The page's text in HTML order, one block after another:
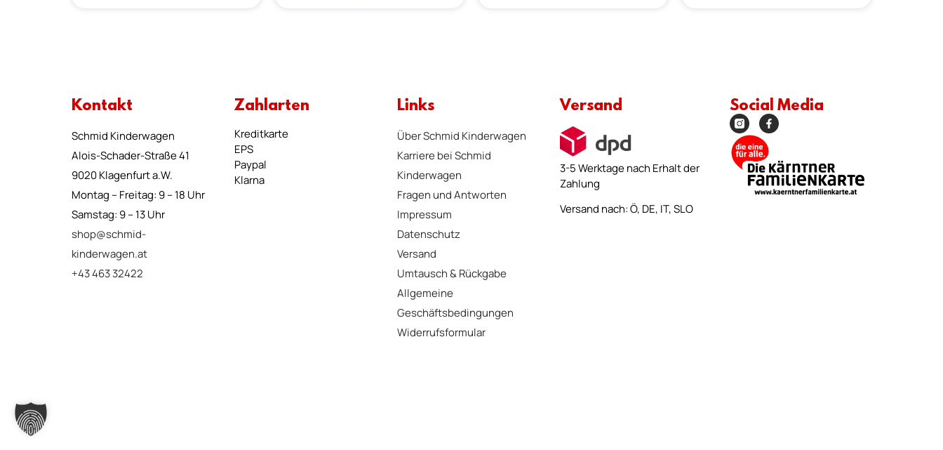
Kontakt
Schmid Kinderwagen
Alois-Schader-Straße 41
9020 Klagenfurt a.W.
Montag – Freitag: 9 – 18 Uhr
Samstag: 9 – 13 Uhr
shop@schmid-
kinderwagen.at
+43 463 32422
Zahlarten
Kreditkarte
EPS
Paypal
Klarna
Links
Über Schmid Kinderwagen
Karriere bei Schmid
Kinderwagen
Fragen und Antworten
Impressum
Datenschutz
Versand
Umtausch & Rückgabe
Allgemeine
Geschäftsbedingungen
Widerrufsformular
Versand
3-5 Werktage nach Erhalt der
Zahlung
Versand nach: Ö, DE, IT, SLO
Social Media